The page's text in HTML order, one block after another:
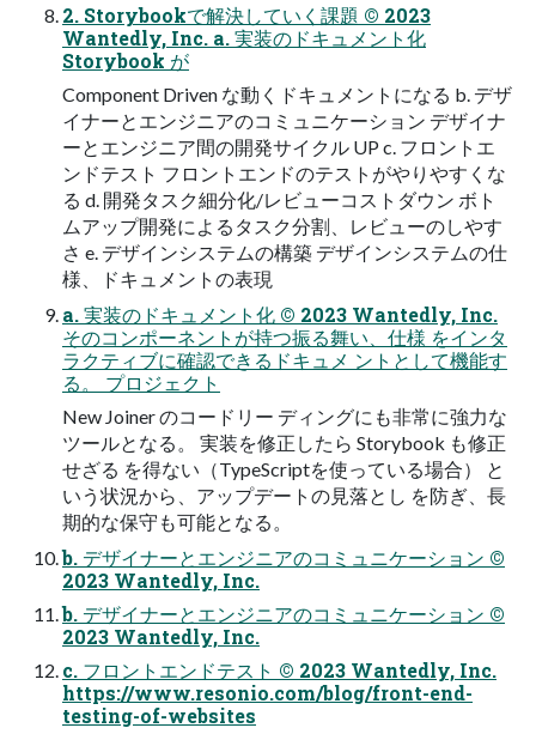
2. Storybookで解決していく課題 © 2023
Wantedly, Inc. a. 実装のドキュメント化
Storybook が
Component Driven な動くドキュメントになる b. デザ
イナーとエンジニアのコミュニケーション デザイナ
ーとエンジニア間の開発サイクル UP c. フロントエ
ンドテスト フロントエンドのテストがやりやすくな
る d. 開発タスク細分化/レビューコストダウン ボト
ムアップ開発によるタスク分割、レビューのしやす
さ e. デザインシステムの構築 デザインシステムの仕
様、ドキュメントの表現
a. 実装のドキュメント化 © 2023 Wantedly, Inc.
そのコンポーネントが持つ振る舞い、仕様 をインタ
ラクティブに確認できるドキュメ ントとして機能す
る。 プロジェクト
New Joiner のコードリー ディングにも非常に強力な
ツールとなる。 実装を修正したら Storybook も修正
せざる を得ない（TypeScriptを使っている場合） と
いう状況から、アップデートの見落とし を防ぎ、長
期的な保守も可能となる。
b. デザイナーとエンジニアのコミュニケーション ©
2023 Wantedly, Inc.
b. デザイナーとエンジニアのコミュニケーション ©
2023 Wantedly, Inc.
c. フロントエンドテスト © 2023 Wantedly, Inc.
https://www.resonio.com/blog/front-end-
testing-of-websites